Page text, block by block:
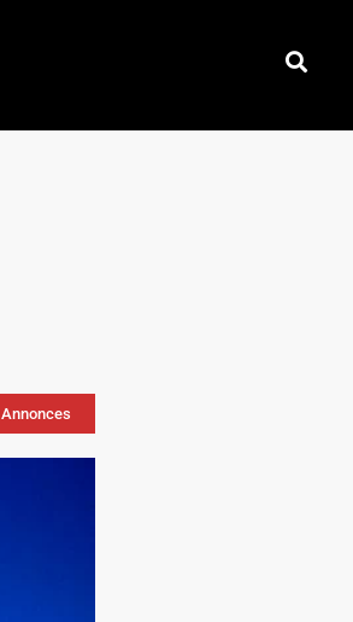
Annonces